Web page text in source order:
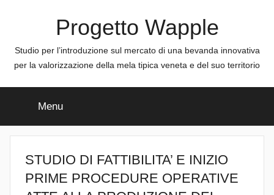
Progetto Wapple
Studio per l’introduzione sul mercato di una bevanda innovativa
per la valorizzazione della mela tipica veneta e del suo territorio
Menu
STUDIO DI FATTIBILITA’ E INIZIO
PRIME PROCEDURE OPERATIVE